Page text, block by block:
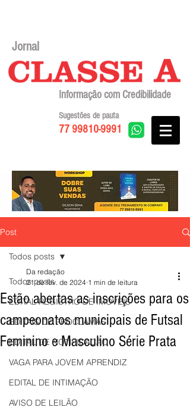
Jornal
Informação com Credibilidade
77 99810-9991
Sugestões de pauta
Post
Todos posts
EDITAL REGISTRO DE IMÓVEIS
EDITAIS DE PROCLAMAS
EDITAL DE NOTIFICAÇÃO
VAGA PARA JOVEM APRENDIZ
EDITAL DE INTIMAÇÃO
AVISO DE LEILÃO
Todos posts
Estão abertas as inscrições para os
campeonatos municipais de Futsal
Feminino e Masculino Série Prata
Da redação
21 de fev. de 2024 1 min de leitura